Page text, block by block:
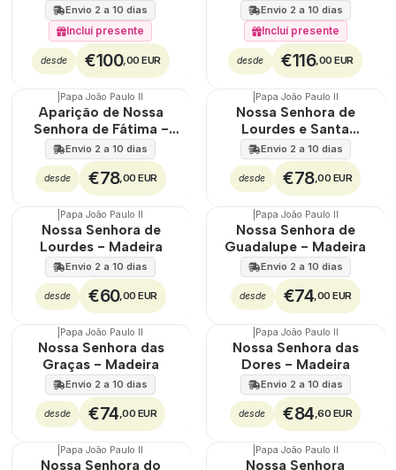
Envio 2 a 10 dias
Incluí presente
desde €100,00 EUR
Envio 2 a 10 dias
Incluí presente
desde €116,00 EUR
Papa João Paulo II
Aparição de Nossa
Senhora de Fátima -
Madeira
Envio 2 a 10 dias
desde €78,00 EUR
Papa João Paulo II
Nossa Senhora de
Lourdes e Santa
Bernadette - Madeira
Envio 2 a 10 dias
desde €78,00 EUR
Papa João Paulo II
Nossa Senhora de
Lourdes - Madeira
Envio 2 a 10 dias
desde €60,00 EUR
Papa João Paulo II
Nossa Senhora de
Guadalupe - Madeira
Envio 2 a 10 dias
desde €74,00 EUR
Papa João Paulo II
Nossa Senhora das
Graças - Madeira
Envio 2 a 10 dias
desde €74,00 EUR
Papa João Paulo II
Nossa Senhora das
Dores - Madeira
Envio 2 a 10 dias
desde €84,60 EUR
Papa João Paulo II
Nossa Senhora do
Papa João Paulo II
Nossa Senhora